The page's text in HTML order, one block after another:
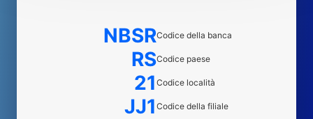
NBSRCodice della banca
RSCodice paese
21 Codice località
JJ1 Codice della filiale